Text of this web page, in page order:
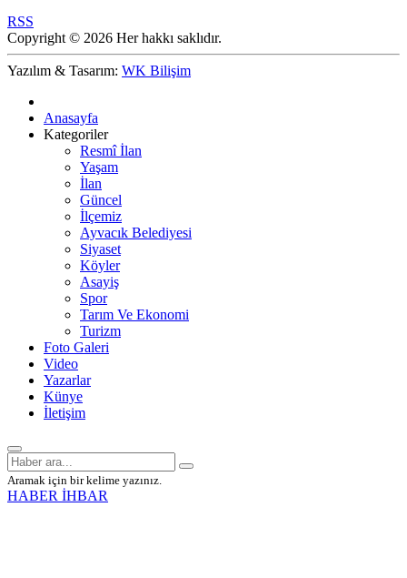
RSS
Copyright © 2026 Her hakkı saklıdır.
Yazılım & Tasarım: WK Bilişim
Anasayfa
Kategoriler
Resmî İlan
Yaşam
İlan
Güncel
İlçemiz
Ayvacık Belediyesi
Siyaset
Köyler
Asayiş
Spor
Tarım Ve Ekonomi
Turizm
Foto Galeri
Video
Yazarlar
Künye
İletişim
Aramak için bir kelime yazınız.
HABER İHBAR